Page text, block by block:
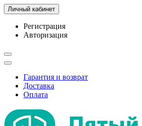
Личный кабинет
Регистрация
Авторизация
Гарантия и возврат
Доставка
Оплата